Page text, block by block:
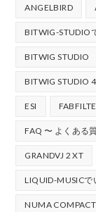
ANGELBIRD
BITWIG-STUDIO
BITWIG STUDIO
BITWIG STUDIO 4
ESI
FAQ 〜 よくある
GRANDVJ 2 XT
LIQUID-MUSICで
NUMA